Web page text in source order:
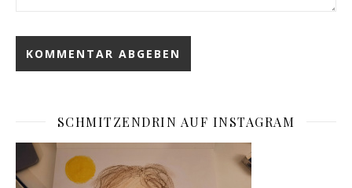
SCHMITZENDRIN AUF INSTAGRAM